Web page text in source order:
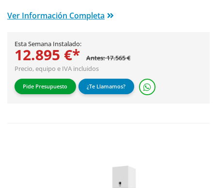
Ver Información Completa
Esta Semana Instalado:
12.895 €*
Antes: 17.565 €
Precio, equipo e IVA incluidos
Pide Presupuesto ¿Te Llamamos?